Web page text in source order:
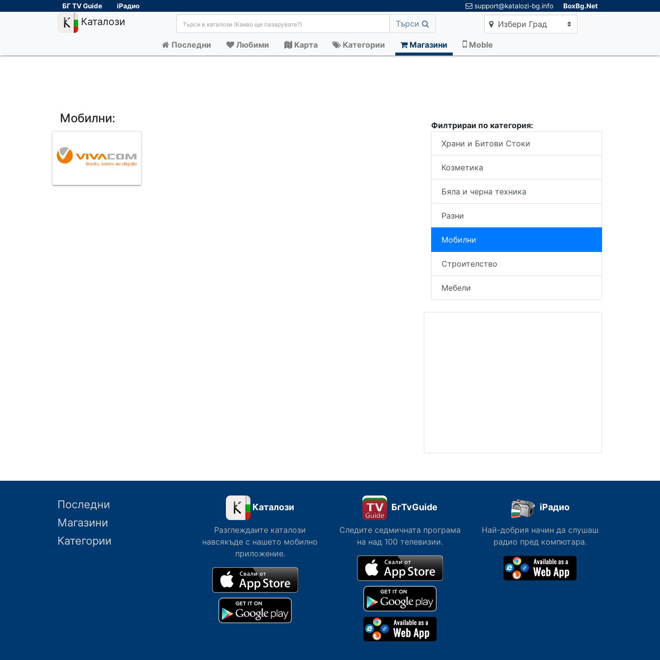
БГ TV Guide iРадио support@katalozi-bg.info BoxBg.Net
Каталози Търси Избери Град
Последни Любими Карта Категории Магазини Moble
×
Мобилни:
Филтрираи по категория:
Храни и Битови Стоки
Козметика
Бяла и черна техника
Разни
Мобилни
Строителство
Мебели
Последни
Магазини
Категории
Каталози
Разглеждаите каталози
навсякъде с нашето мобилно
приложение.
БгTvGuide
Следите седмичната програма
на над 100 телевизии.
iРадио
Най-добрия начин да слушаш
радио пред компютара.